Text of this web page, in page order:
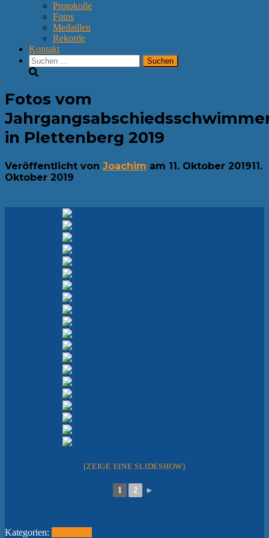
Protokolle
Fotos
Medaillen
Rekorde
Kontakt
Suchen
nach:
Fotos vom
in Plettenberg 2019
Veröffentlicht von Joachim am 11. Oktober 201911.
Oktober 2019
[ZEIGE EINE SLIDESHOW]
1 2 ►
Kategorien: